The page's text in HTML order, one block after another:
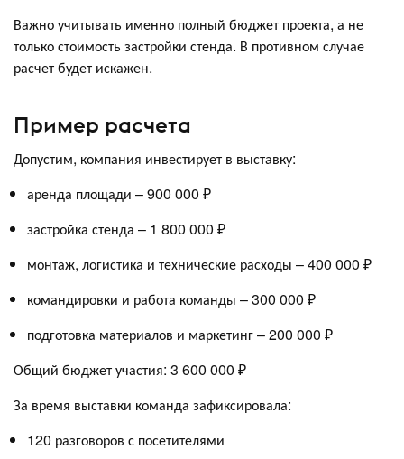
Важно учитывать именно полный бюджет проекта, а не
только стоимость застройки стенда. В противном случае
расчет будет искажен.
Пример расчета
Допустим, компания инвестирует в выставку:
аренда площади – 900 000 ₽
застройка стенда – 1 800 000 ₽
монтаж, логистика и технические расходы – 400 000 ₽
командировки и работа команды – 300 000 ₽
подготовка материалов и маркетинг – 200 000 ₽
Общий бюджет участия: 3 600 000 ₽
За время выставки команда зафиксировала:
120 разговоров с посетителями